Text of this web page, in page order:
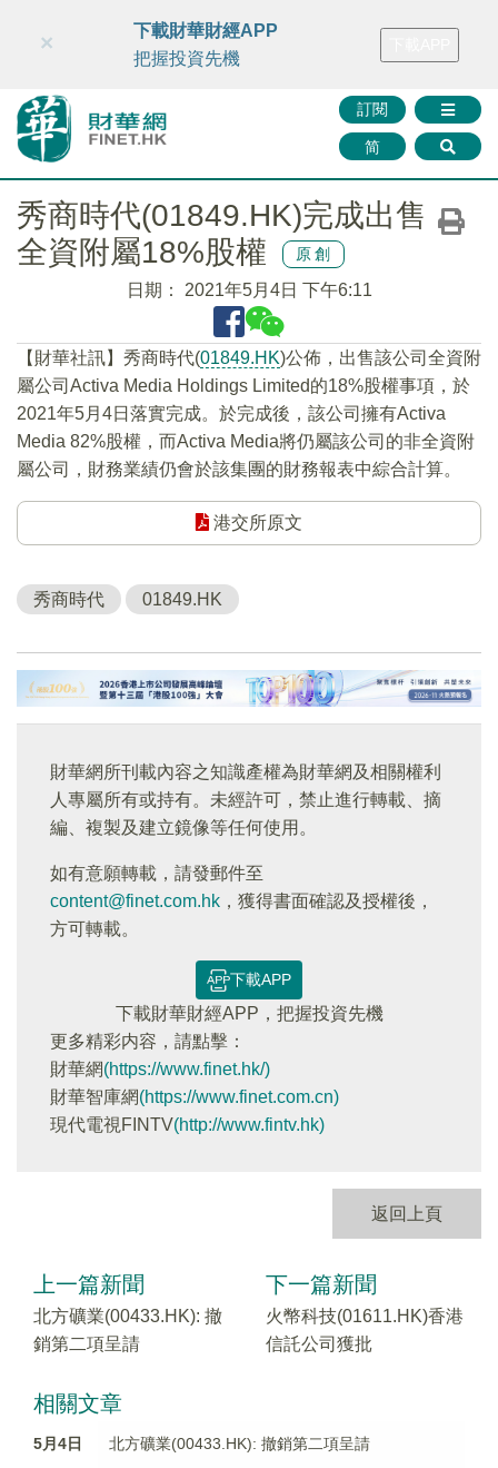
財華智庫網 FINTV FINMETA 財華證券 媒體矩陣
訂閱
简
×
下載財華財經APP
把握投資先機
秀商時代(01849.HK)完成出售
全資附屬18%股權
原創
日期： 2021年5月4日 下午6:11
【財華社訊】秀商時代(01849.HK)公佈，出售該公司全資附
屬公司Activa Media Holdings Limited的18%股權事項，於
2021年5月4日落實完成。於完成後，該公司擁有Activa
Media 82%股權，而Activa Media將仍屬該公司的非全資附
屬公司，財務業績仍會於該集團的財務報表中綜合計算。
港交所原文
秀商時代 01849.HK
財華網所刊載內容之知識產權為財華網及相關權利
人專屬所有或持有。未經許可，禁止進行轉載、摘
編、複製及建立鏡像等任何使用。
如有意願轉載，請發郵件至
content@finet.com.hk ，獲得書面確認及授權後，
方可轉載。
下載APP
下載財華財經APP，把握投資先機
更多精彩内容，請點擊：
財華網(https://www.finet.hk/)
財華智庫網(https://www.finet.com.cn)
現代電視FINTV(http://www.fintv.hk)
返回上頁
上一篇新聞
北方礦業(00433.HK): 撤
銷第二項呈請
下一篇新聞
火幣科技(01611.HK)香港
信託公司獲批
相關文章
5月4日 北方礦業(00433.HK): 撤銷第二項呈請